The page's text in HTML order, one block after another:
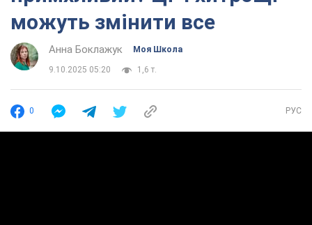
можуть змінити все
Анна Боклажук Моя Школа
9.10.2025 05:20 1,6 т.
0 РУС